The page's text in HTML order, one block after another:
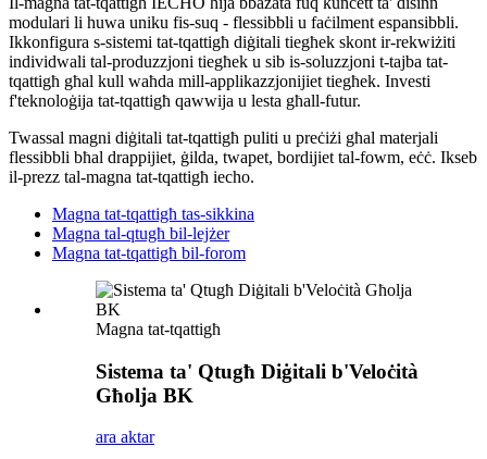
modulari li huwa uniku fis-suq - flessibbli u faċilment espansibbli.
Ikkonfigura s-sistemi tat-tqattigħ diġitali tiegħek skont ir-rekwiżiti
individwali tal-produzzjoni tiegħek u sib is-soluzzjoni t-tajba tat-
tqattigħ għal kull waħda mill-applikazzjonijiet tiegħek. Investi
f'teknoloġija tat-tqattigħ qawwija u lesta għall-futur.
Twassal magni diġitali tat-tqattigħ puliti u preċiżi għal materjali
flessibbli bħal drappijiet, ġilda, twapet, bordijiet tal-fowm, eċċ. Ikseb
il-prezz tal-magna tat-tqattigħ iecho.
Magna tat-tqattigħ tas-sikkina
Magna tal-qtugħ bil-lejżer
Magna tat-tqattigħ bil-forom
Magna tat-tqattigħ
Sistema ta' Qtugħ Diġitali b'Veloċità
Għolja BK
ara aktar